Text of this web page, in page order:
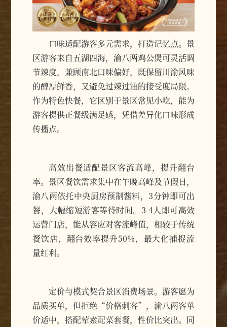
口味适配游客多元需求，打造记忆点。景
区游客来自五湖四海，渝八两鸡公煲可灵活调
节辣度，兼顾南北口味偏好，既保留川渝风味
的醇厚鲜香，又避免过辣过油的接受度局限。
作为特色快餐，它区别于景区常见小吃，能为
游客提供正餐级满足感，凭借差异化口味形成
传播点。
高效出餐适配景区客流高峰，提升翻台
率。景区餐饮需求集中在午晚高峰及节假日，
渝八两依托中央厨房预制酱料，3分钟即可出
餐，大幅缩短游客等待时间。3-4人即可高效
运营门店，能从容应对客流峰值，相较于传统
餐饮店，翻台效率提升50%，最大化捕捉流
量红利。
定价与模式契合景区消费场景。游客愿为
品质买单，但拒绝“价格刺客”，渝八两客单
价适中，搭配荤素配菜套餐，性价比突出。同